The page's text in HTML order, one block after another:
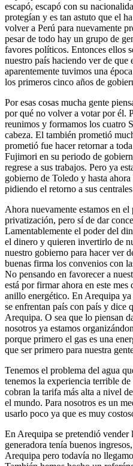
escapó, escapó con su
protegían y es tan astuto que el
volver a Perú para nuevamente
pesar de todo hay un grupo de
favores políticos. Entonces ellos
nuestro país haciendo ver de que
aparentemente tuvimos una
los primeros cinco años de
Por esas cosas mucha gente
por qué no volver a votar por él.
reunimos y formamos los cuatro
cabeza. El también prometió
prometió fue hacer retornar a
Fujimori en su periodo de
regrese a sus trabajos. Pero ya
gobierno de Toledo y hasta
pidiendo el retorno a sus
Ahora nuevamente estamos en
privatización, pero sí de dar
Lamentablemente el poder del
el dinero y quieren invertirlo de
nuestro gobierno para hacer ver
buenas firma los convenios con
No pensando en favorecer a
está por firmar ahora en este
anillo energético. En Arequipa
se enfrentan país con país y dice
Arequipa. O sea que lo piensan
nosotros ya estamos
porque primero el gas es una
que ser primero para nuestra
Tenemos el problema del agua
tenemos la experiencia terrible
cobran la tarifa más alta a nivel
el mundo. Para nosotros es un
usarlo poco ya que es muy
En Arequipa se pretendió vender
generadora tenía buenos
Arequipa pero todavía no